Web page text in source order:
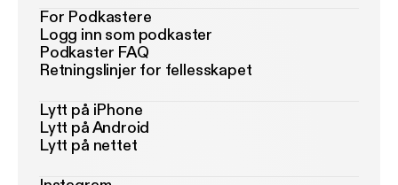
For Podkastere
Logg inn som podkaster
Podkaster FAQ
Retningslinjer for fellesskapet
Lytt på iPhone
Lytt på Android
Lytt på nettet